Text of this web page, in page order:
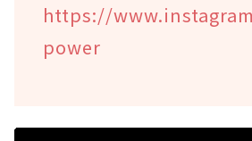
https://
power